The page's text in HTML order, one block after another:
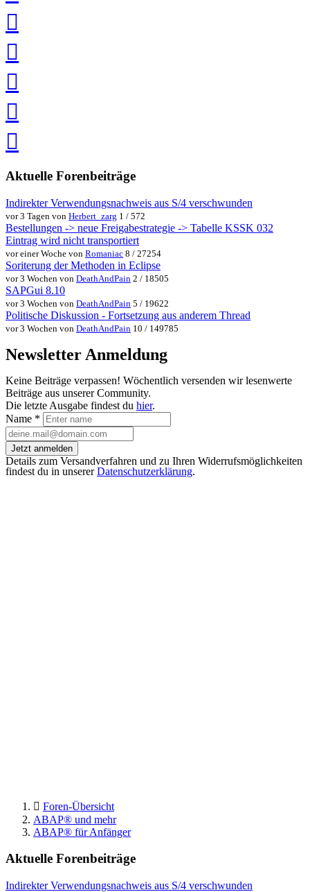
teilen
teilen
teilen
speichern
via
teilenteilen
Aktuelle Forenbeiträge
Indirekter Verwendungsnachweis aus S/4 verschwunden
vor 3 Tagen von Herbert_zarg 1 / 572
Bestellungen -> neue Freigabestrategie -> Tabelle KSSK 032
Eintrag wird nicht transportiert
vor einer Woche von Romaniac 8 / 27254
Soriterung der Methoden in Eclipse
vor 3 Wochen von DeathAndPain 2 / 18505
SAPGui 8.10
vor 3 Wochen von DeathAndPain 5 / 19622
Politische Diskussion - Fortsetzung aus anderem Thread
vor 3 Wochen von DeathAndPain 10 / 149785
Newsletter Anmeldung
Keine Beiträge verpassen! Wöchentlich versenden wir lesenwerte
Beiträge aus unserer Community.
Die letzte Ausgabe findest du hier.
Name *
Jetzt anmelden
Details zum Versandverfahren und zu Ihren Widerrufsmöglichkeiten
findest du in unsererDatenschutzerklärung.
Foren-Übersicht
ABAP® und mehr
ABAP® für Anfänger
Aktuelle Forenbeiträge
Indirekter Verwendungsnachweis aus S/4 verschwunden